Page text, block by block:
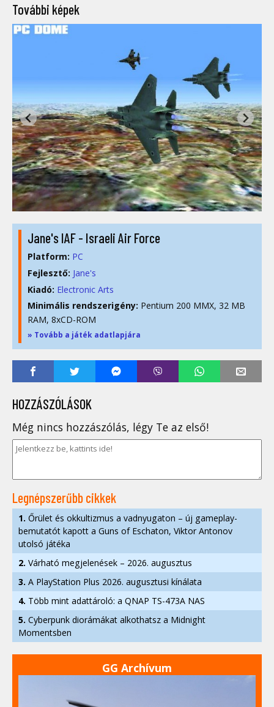
További képek
Jane's IAF - Israeli Air Force
Platform: PC
Fejlesztő: Jane's
Kiadó: Electronic Arts
Minimális rendszerigény: Pentium 200 MMX, 32 MB
RAM, 8xCD-ROM
» Tovább a játék adatlapjára
HOZZÁSZÓLÁSOK
Még nincs hozzászólás, légy Te az első!
Legnépszerűbb cikkek
1. Őrület és okkultizmus a vadnyugaton – új gameplay-
bemutatót kapott a Guns of Eschaton, Viktor Antonov
utolsó játéka
2. Várható megjelenések – 2026. augusztus
3. A PlayStation Plus 2026. augusztusi kínálata
4. Több mint adattároló: a QNAP TS-473A NAS
5. Cyberpunk diorámákat alkothatsz a Midnight
Momentsben
GG Archívum